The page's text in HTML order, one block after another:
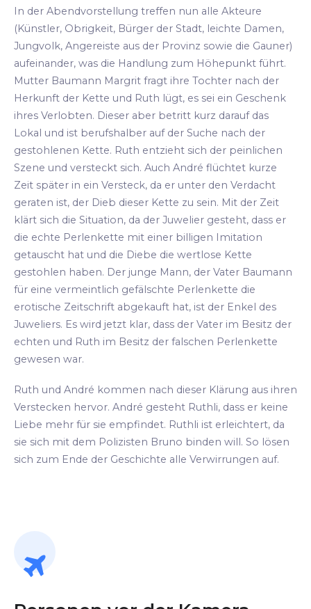
In der Abendvorstellung treffen nun alle Akteure
(Künstler, Obrigkeit, Bürger der Stadt, leichte Damen,
Jungvolk, Angereiste aus der Provinz sowie die Gauner)
aufeinander, was die Handlung zum Höhepunkt führt.
Mutter Baumann Margrit fragt ihre Tochter nach der
Herkunft der Kette und Ruth lügt, es sei ein Geschenk
ihres Verlobten. Dieser aber betritt kurz darauf das
Lokal und ist berufshalber auf der Suche nach der
gestohlenen Kette. Ruth entzieht sich der peinlichen
Szene und versteckt sich. Auch André flüchtet kurze
Zeit später in ein Versteck, da er unter den Verdacht
geraten ist, der Dieb dieser Kette zu sein. Mit der Zeit
klärt sich die Situation, da der Juwelier gesteht, dass er
die echte Perlenkette mit einer billigen Imitation
getauscht hat und die Diebe die wertlose Kette
gestohlen haben. Der junge Mann, der Vater Baumann
für eine vermeintlich gefälschte Perlenkette die
erotische Zeitschrift abgekauft hat, ist der Enkel des
Juweliers. Es wird jetzt klar, dass der Vater im Besitz der
echten und Ruth im Besitz der falschen Perlenkette
gewesen war.
Ruth und André kommen nach dieser Klärung aus ihren
Verstecken hervor. André gesteht Ruthli, dass er keine
Liebe mehr für sie empfindet. Ruthli ist erleichtert, da
sie sich mit dem Polizisten Bruno binden will. So lösen
sich zum Ende der Geschichte alle Verwirrungen auf.